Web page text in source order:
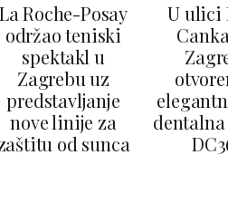
La Roche-Posay
održao teniski
spektakl u
Zagrebu uz
predstavljanje
nove linije za
od sunca
U ulici